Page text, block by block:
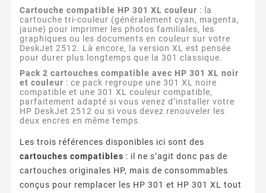
Cartouche compatible HP 301 XL couleur : la
cartouche tri-couleur (généralement cyan, magenta,
jaune) pour imprimer les photos familiales, les
graphiques ou les documents en couleur sur votre
DeskJet 2512. Là encore, la version XL est pensée
pour durer plus longtemps que la 301 classique.
Pack 2 cartouches compatible avec HP 301 XL noir
et couleur : ce pack regroupe une 301 XL noire
compatible et une 301 XL couleur compatible,
parfaitement adapté si vous venez d’installer votre
HP DeskJet 2512 ou si vous devez renouveler les
deux encres en même temps.
Les trois références disponibles ici sont des
cartouches compatibles : il ne s’agit donc pas de
cartouches originales HP, mais de consommables
conçus pour remplacer les HP 301 et HP 301 XL tout